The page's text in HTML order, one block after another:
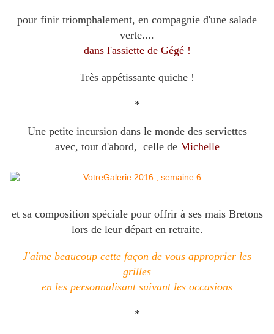
pour finir triomphalement, en compagnie d'une salade
verte....
dans l'assiette de Gégé !
Très appétissante quiche !
*
Une petite incursion dans le monde des serviettes
avec, tout d'abord, celle de Michelle
et sa composition spéciale pour offrir à ses mais Bretons
lors de leur départ en retraite.
J'aime beaucoup cette façon de vous approprier les
grilles
en les personnalisant suivant les occasions
*